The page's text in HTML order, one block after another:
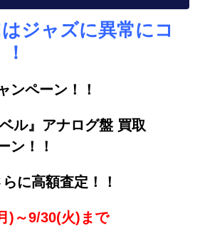
ジャズに異常にコ
ンペーン！！
ル』アナログ盤 買取
ン！！
に高額査定！！
)～9/30(火)まで